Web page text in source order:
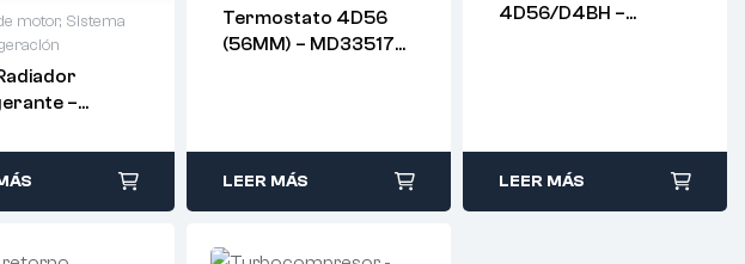
motor, Sistema
–
Termostato 4D56
(56MM) – MD335170
LEER MÁS
4D56/D4BH –
LEER MÁS